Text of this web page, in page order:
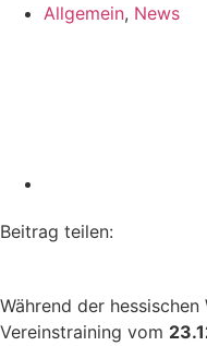
Allgemein, News
Beitrag teilen:
Während der
Vereinstraining vom